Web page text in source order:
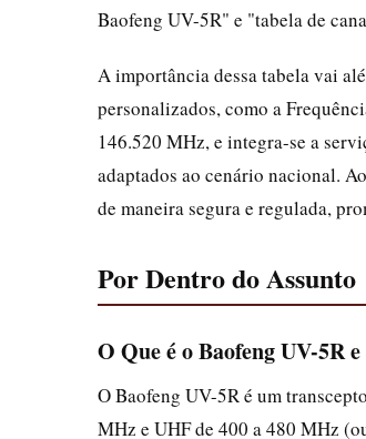
Baofeng UV-5R" e "tabela de
A importância dessa tabela vai
personalizados, como a
146.520 MHz, e integra-se a
adaptados ao cenário nacional.
de maneira segura e regulada,
Por Dentro do Assunto
O Que é o Baofeng UV-5R
O Baofeng UV-5R é um
MHz e UHF de 400 a 480 MHz